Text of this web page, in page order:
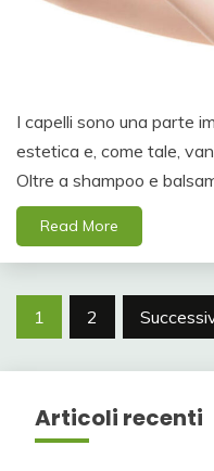
I capelli sono una parte
estetica e, come tale,
Oltre a shampoo e
Read More
Paginazione
1 2
Articoli recenti